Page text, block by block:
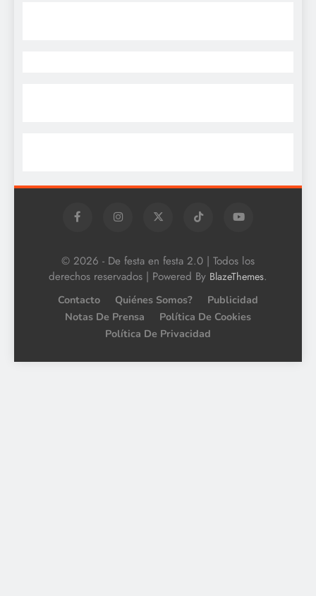
© 2026 - De festa en festa 2.0 | Todos los
derechos reservados | Powered By BlazeThemes.
Contacto Quiénes Somos?
Publicidad
Notas De Prensa
Política De Cookies
Política De Privacidad